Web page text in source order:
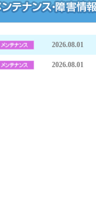
2026.08.01
2026.08.01